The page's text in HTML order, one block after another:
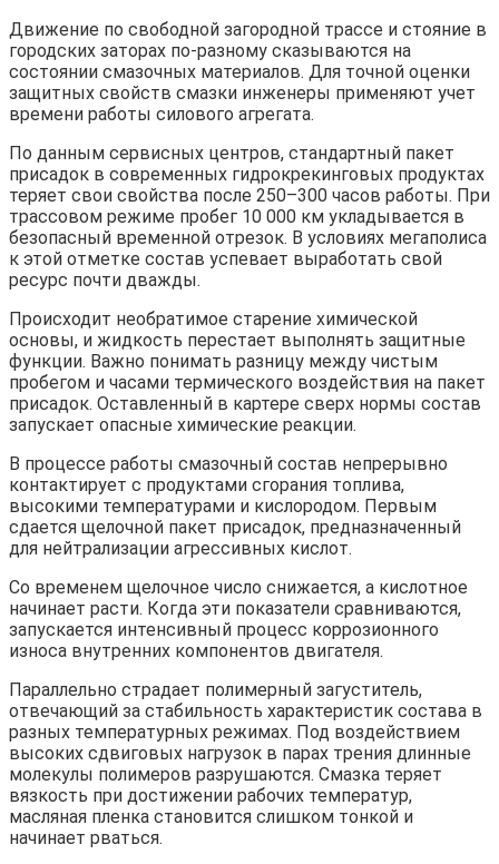
Движение по свободной загородной трассе и стояние в
городских заторах по-разному сказываются на
состоянии смазочных материалов. Для точной оценки
защитных свойств смазки инженеры применяют учет
времени работы силового агрегата.
По данным сервисных центров, стандартный пакет
присадок в современных гидрокрекинговых продуктах
теряет свои свойства после 250–300 часов работы. При
трассовом режиме пробег 10 000 км укладывается в
безопасный временной отрезок. В условиях мегаполиса
к этой отметке состав успевает выработать свой
ресурс почти дважды.
Происходит необратимое старение химической
основы, и жидкость перестает выполнять защитные
функции. Важно понимать разницу между чистым
пробегом и часами термического воздействия на пакет
присадок. Оставленный в картере сверх нормы состав
запускает опасные химические реакции.
В процессе работы смазочный состав непрерывно
контактирует с продуктами сгорания топлива,
высокими температурами и кислородом. Первым
сдается щелочной пакет присадок, предназначенный
для нейтрализации агрессивных кислот.
Со временем щелочное число снижается, а кислотное
начинает расти. Когда эти показатели сравниваются,
запускается интенсивный процесс коррозионного
износа внутренних компонентов двигателя.
Параллельно страдает полимерный загуститель,
отвечающий за стабильность характеристик состава в
разных температурных режимах. Под воздействием
высоких сдвиговых нагрузок в парах трения длинные
молекулы полимеров разрушаются. Смазка теряет
вязкость при достижении рабочих температур,
масляная пленка становится слишком тонкой и
начинает рваться.